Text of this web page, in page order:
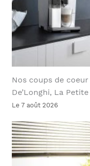
Nos coups de
De’Longhi, La
Le 7 août 2026